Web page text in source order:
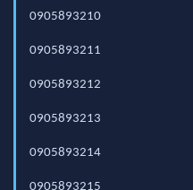
0905893210
0905893211
0905893212
0905893213
0905893214
0905893215